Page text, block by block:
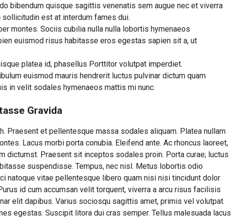
bibendum quisque sagittis venenatis sem augue nec et viverra
sollicitudin est at interdum fames dui.
montes. Sociis cubilia nulla nulla lobortis hymenaeos
euismod risus habitasse eros egestas sapien sit a, ut
platea id, phasellus Porttitor volutpat imperdiet.
euismod mauris hendrerit luctus pulvinar dictum quam
in velit sodales hymenaeos mattis mi nunc.
Gravida
Praesent et pellentesque massa sodales aliquam. Platea nullam
Lacus morbi porta conubia. Eleifend ante. Ac rhoncus laoreet,
dictumst. Praesent sit inceptos sodales proin. Porta curae; luctus
suspendisse. Tempus, nec nisl. Metus lobortis odio
natoque vitae pellentesque libero quam nisi nisi tincidunt dolor
id cum accumsan velit torquent, viverra a arcu risus facilisis
elit dapibus. Varius sociosqu sagittis amet, primis vel volutpat
egestas. Suscipit litora dui cras semper. Tellus malesuada lacus